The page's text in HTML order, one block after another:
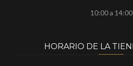
10:00 a 14:00
HORARIO DE LA